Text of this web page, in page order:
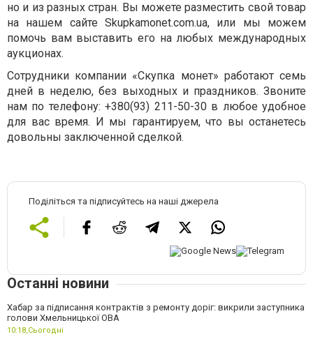
но и из разных стран. Вы можете разместить свой товар
на нашем сайте Skupkamonet.com.ua, или мы можем
помочь вам выставить его на любых международных
аукционах.
Сотрудники компании «Скупка монет» работают семь
дней в неделю, без выходных и праздников. Звоните
нам по телефону: +380(93) 211-50-30 в любое удобное
для вас время. И мы гарантируем, что вы останетесь
довольны заключенной сделкой.
Поділіться та підписуйтесь на наші джерела
Останні новини
Хабар за підписання контрактів з ремонту доріг: викрили заступника
голови Хмельницької ОВА
10:18,Сьогодні